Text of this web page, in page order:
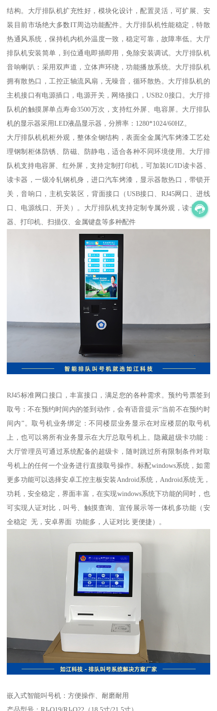
结构。大厅排队机扩充性好，模块化设计，配置灵活，可扩展、安
装目前市场绝大多数IT周边功能配件。大厅排队机性能稳定，特散
热通风系统，保持机内机外温度一致，稳定可靠，故障率低。大厅
排队机安装简单，到位通电即插即用，免除安装调试。大厅排队机
音响喇叭：采用双声道，立体声环绕，功能播放系统。大厅排队机
拥有散热口，工控正轴流风扇，无噪音，循环散热。大厅排队机的
主机接口有电源插口，电源开关，网络接口，USB2.0接口。大厅排
队机的触摸屏单点寿命3500万次，支持红外屏、电容屏。大厅排队
机的显示器采用LED液晶显示器，分辨率：1280*1024/60HZ。
大厅排队机机柜外观，整体全钢结构，表面全金属汽车烤漆工艺处
理钢制柜体防锈、防磁、防静电，适合各种不同环境使用。大厅排
队机支持电容屏、红外屏，支持定制打印机，可加装IC/ID读卡器、
读卡器，一级冷轧钢机身，进口汽车烤漆，显示器散热口，带锁开
关，音响口，主机安装区，背面接口（USB接口、RJ45网口、进线
口、电源线口、开关）。大厅排队机支持定制专属外观，读卡器、
器、打印机、扫描仪、金属键盘等多种配件
RJ45标准网口接口，丰富接口，满足您的各种需求。预约号票签到
取号：不在预约时间内的签到动作，会有语音提示“当前不在预约时
间内”。取号机业务绑定：不同楼层业务显示在对应楼层的取号机
上，也可以将所有业务显示在大厅总取号机上。隐藏超级卡功能：
大厅管理员可通过系统配备的超级卡，随时跳过所有限制条件对取
号机上的任何一个业务进行直接取号操作。标配windows系统，如需
更多功能可以选择安卓工控主板安装Android系统，Android系统无，
功耗，安全稳定，界面丰富，在实现windows系统下功能的同时，也
可实现人证对比，叫号、触摸查询、宣传展示等一体机多功能（安
全稳定 无，安卓界面 功能多，人证对比 更便捷）。
嵌入式智能叫号机：方便操作、耐磨耐用